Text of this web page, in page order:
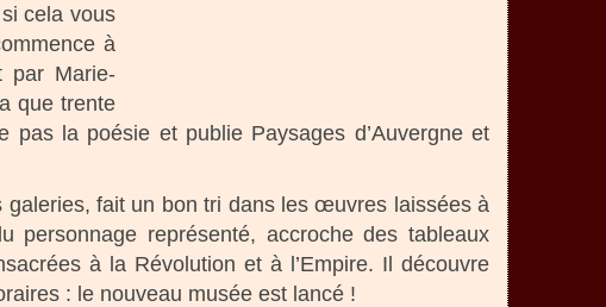
cela vous
à
par Marie-
que trente
pas la poésie et publie Paysages d’Auvergne et
galeries, fait un bon tri dans les œuvres laissées à
personnage représenté, accroche des tableaux
à la Révolution et à l’Empire. Il découvre
: le nouveau musée est lancé !